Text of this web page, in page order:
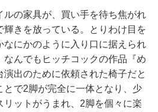
の家具が、買い手を待ち焦がれ
輝きを放っている。とりわけ目を
なにかのように入り口に据えられ
なんでもヒッチコックの作品『め
演出のために依頼された椅子だと
とで2脚が完全に一体となり、少
リットがうまれ、2脚を個々に楽